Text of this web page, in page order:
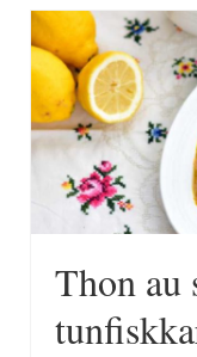
Parisisk
Piment
Purreløk
Quatre
Salvie
Sar
Thon au